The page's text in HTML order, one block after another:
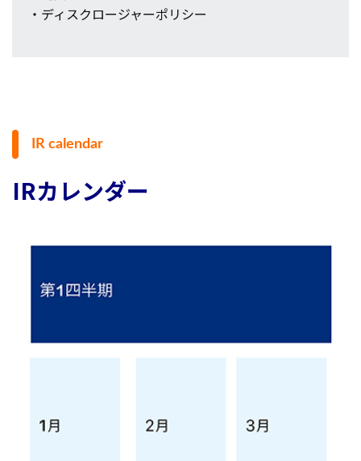
・ディスクロージャーポリシー
IR calendar
IRカレンダー